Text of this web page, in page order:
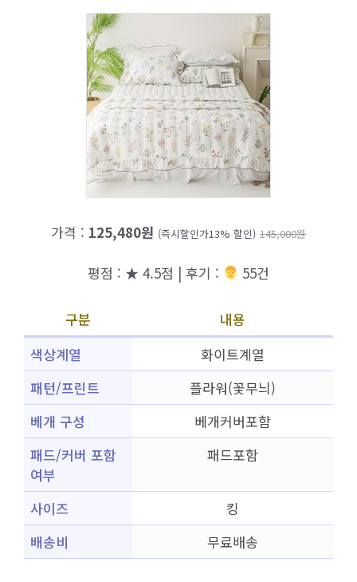
가격 : 125,480원 (즉시할인가13% 할인) 145,000원
평점 : ★ 4.5점 | 후기 : ‍‍ 55건
구분
내용
색상계열
화이트계열
패턴/프린트
플라워(꽃무늬)
베개 구성
베개커버포함
패드/커버 포함
여부
패드포함
사이즈
킹
배송비
무료배송